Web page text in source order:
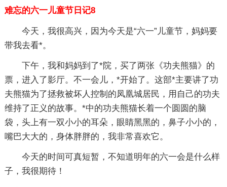
难忘的六一儿童节日记8
今天，我很高兴，因为今天是“六一”儿童节，妈妈要
带我去看*。
下午，我和妈妈到了*院，买了两张《功夫熊猫》的
票，进入了影厅。不一会儿，*开始了。这部*主要讲了功
夫熊猫为了拯救被坏人控制的凤凰城居民，用自己的功夫
维持了正义的故事。*中的功夫熊猫长着一个圆圆的脑
袋，头上有一双小小的耳朵，眼睛黑黑的，鼻子小小的，
嘴巴大大的，身体胖胖的，我非常喜欢它。
今天的时间可真短暂，不知道明年的六一会是什么样
子，我很期待！